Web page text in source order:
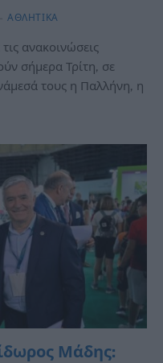
ΑΘΛΗΤΙΚΑ
ανακοινώσεις
σήμερα Τρίτη, σε
τους η Παλλήνη, η
Μάδης: